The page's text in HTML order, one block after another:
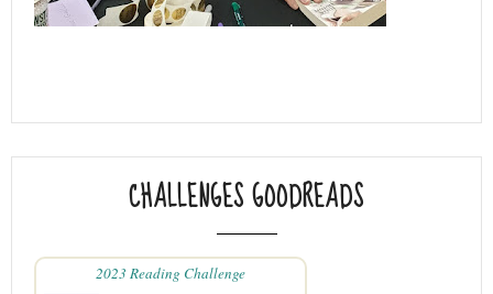
CHALLENGES GOODREADS
2023 Reading Challenge